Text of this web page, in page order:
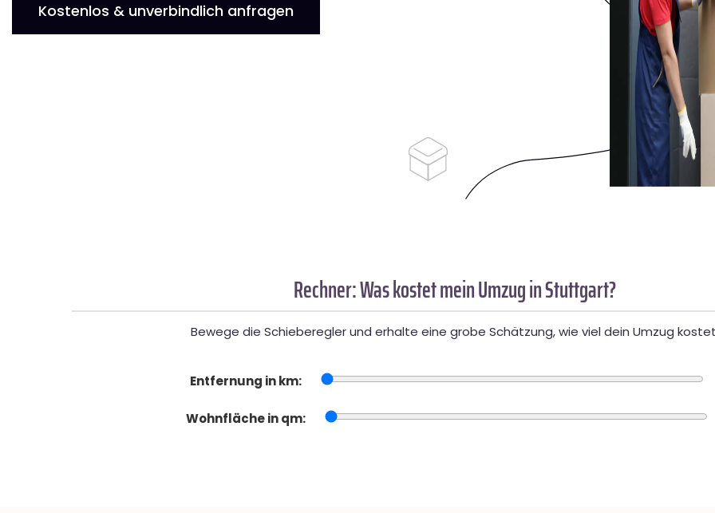
Kostenlos & unverbindlich anfragen
Rechner: Was kostet mein Umzug in Stuttgart?
Bewege die Schieberegler und erhalte eine grobe Schätzung, wie viel dein Umzug
Entfernung in km:
Wohnfläche in qm: